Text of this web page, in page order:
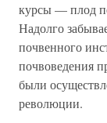
курсы — плод
Надолго
почвенного
почвоведения
были
революции.